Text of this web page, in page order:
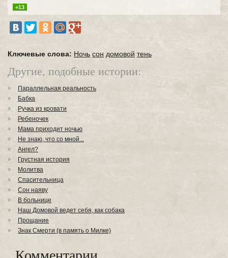
+13
Ключевые слова: Ночь сон домовой тень
Другие, подобные истории:
Параллельная реальность
Бабка
Ручка из кровати
Ребеночек
Мама приходит ночью
Не знаю, что со мной...
Ангел?
Грустная история
Молитва
Спасительница
Сон наяву
В больнице
Наш Домовой ведет себя, как собака
Прощание
Знак Смерти (в память о Милке)